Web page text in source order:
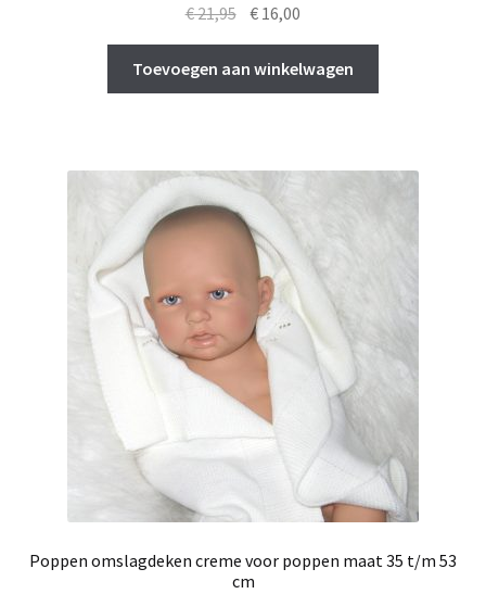
€21,95 Oorspronkelijke
prijs
was:
€ 21,95.
€ 16,00
prijs
is:
€ 16,00.
Toevoegen aan winkelwagen
Poppen omslagdeken creme voor poppen maat 35 t/m 53
cm